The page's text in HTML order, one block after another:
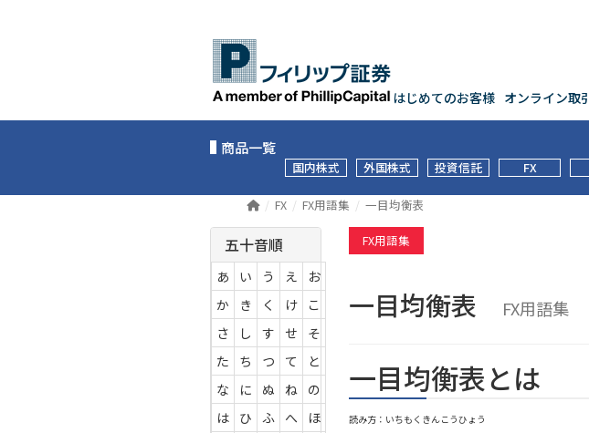
はじめてのお客様 オンライン取
商品一覧
国内株式 外国株式 投資信託 FX
FX FX用語集 一目均衡表
FX用語集
一目均衡表 FX用語集
一目均衡表とは
読み方：いちもくきんこうひょう
五十音順
あ い う え
お
か
き く け
こ
さ
し す せ
そ
た
ち つ て
と
な
に ぬ ね
の
は
ひ ふ へ
ほ